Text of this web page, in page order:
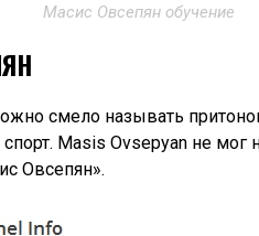
Масис Овсепян обучение
смело называть
Masis Ovsepyan не
Овсепян».